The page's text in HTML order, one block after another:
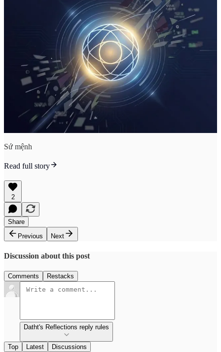
Sứ mệnh
Read full story
2
Share
Previous
Next
Discussion about this post
Comments Restacks
Datht's Reflections reply rules
Top Latest Discussions